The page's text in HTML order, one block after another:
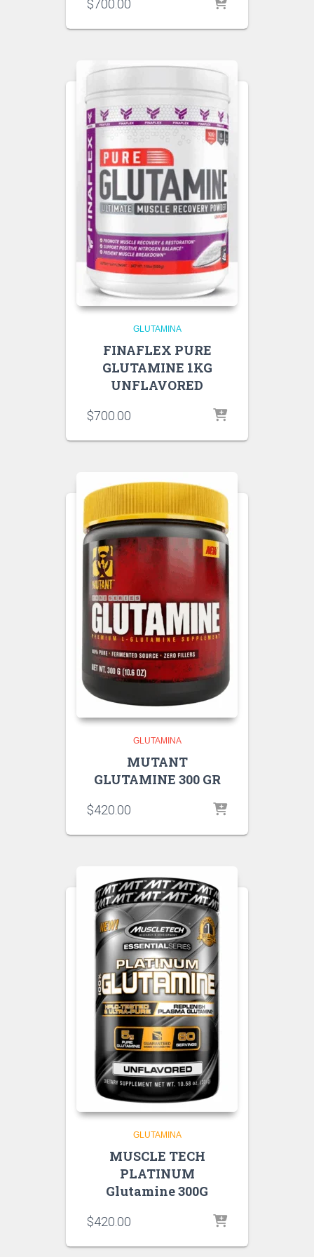
$700.00
GLUTAMINA
FINAFLEX PURE
GLUTAMINE 1KG
UNFLAVORED
$700.00
GLUTAMINA
MUTANT
GLUTAMINE 300 GR
$420.00
GLUTAMINA
MUSCLE TECH
PLATINUM
Glutamine 300G
$420.00